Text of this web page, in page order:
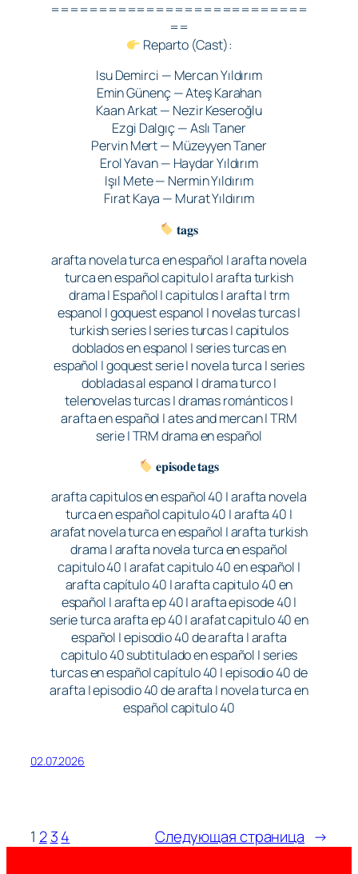
===========================
==
Reparto (Cast):
Isu Demirci — Mercan Yıldırım
Emin Günenç — Ateş Karahan
Kaan Arkat — Nezir Keseroğlu
Ezgi Dalgıç — Aslı Taner
Pervin Mert — Müzeyyen Taner
Erol Yavan — Haydar Yıldırım
Işıl Mete — Nermin Yıldırım
Fırat Kaya — Murat Yıldırım
𝐭𝐚𝐠𝐬
arafta novela turca en español | arafta novela
turca en español capitulo | arafta turkish
drama | Español | capitulos | arafta | trm
espanol | goquest espanol | novelas turcas |
turkish series | series turcas | capitulos
doblados en espanol | series turcas en
español | goquest serie | novela turca | series
dobladas al espanol | drama turco |
telenovelas turcas | dramas románticos |
arafta en español | ates and mercan | TRM
serie | TRM drama en español
𝐞𝐩𝐢𝐬𝐨𝐝𝐞 𝐭𝐚𝐠𝐬
arafta capitulos en español 40 | arafta novela
turca en español capitulo 40 | arafta 40 |
arafat novela turca en español | arafta turkish
drama | arafta novela turca en español
capitulo 40 | arafat capitulo 40 en español |
arafta capítulo 40 | arafta capitulo 40 en
español | arafta ep 40 | arafta episode 40 |
serie turca arafta ep 40 | arafat capitulo 40 en
español | episodio 40 de arafta | arafta
capitulo 40 subtitulado en español | series
turcas en español capítulo 40 | episodio 40 de
arafta | episodio 40 de arafta | novela turca en
español capitulo 40
02.07.2026
1 2 34 Следующая страница →